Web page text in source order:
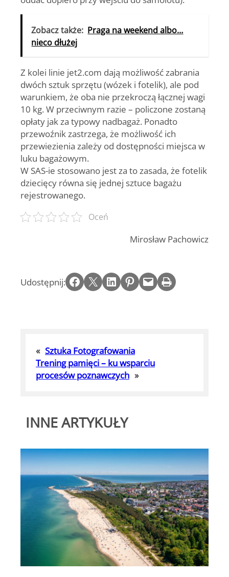
Zobacz także: Praga na weekend albo…
nieco dłużej
Z kolei linie jet2.com dają możliwość zabrania
dwóch sztuk sprzętu (wózek i fotelik), ale pod
warunkiem, że oba nie przekroczą łącznej wagi
10 kg. W przeciwnym razie – policzone zostaną
opłaty jak za typowy nadbagaż. Ponadto
przewoźnik zastrzega, że możliwość ich
przewiezienia zależy od dostępności miejsca w
luku bagażowym.
W SAS-ie stosowano jest za to zasada, że fotelik
dziecięcy równa się jednej sztuce bagażu
rejestrowanego.
Oceń
Mirosław Pachowicz
Udostępnij: Share on Facebook Email this Page Share on LinkedIn Share on Pinterest Email this Page Print this Page
« Sztuka Fotografowania
Trening pamięci – ku wsparciu
procesów poznawczych »
INNE ARTYKUŁY